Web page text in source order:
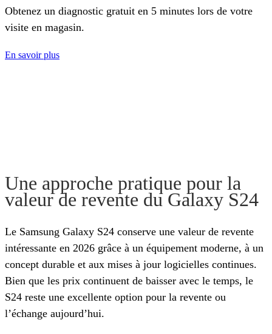
Obtenez un diagnostic gratuit en 5 minutes lors de votre
visite en magasin.
En savoir plus
Une approche pratique pour la
valeur de revente du Galaxy S24
Le Samsung Galaxy S24 conserve une valeur de revente
intéressante en 2026 grâce à un équipement moderne, à un
concept durable et aux mises à jour logicielles continues.
Bien que les prix continuent de baisser avec le temps, le
S24 reste une excellente option pour la revente ou
l’échange aujourd’hui.